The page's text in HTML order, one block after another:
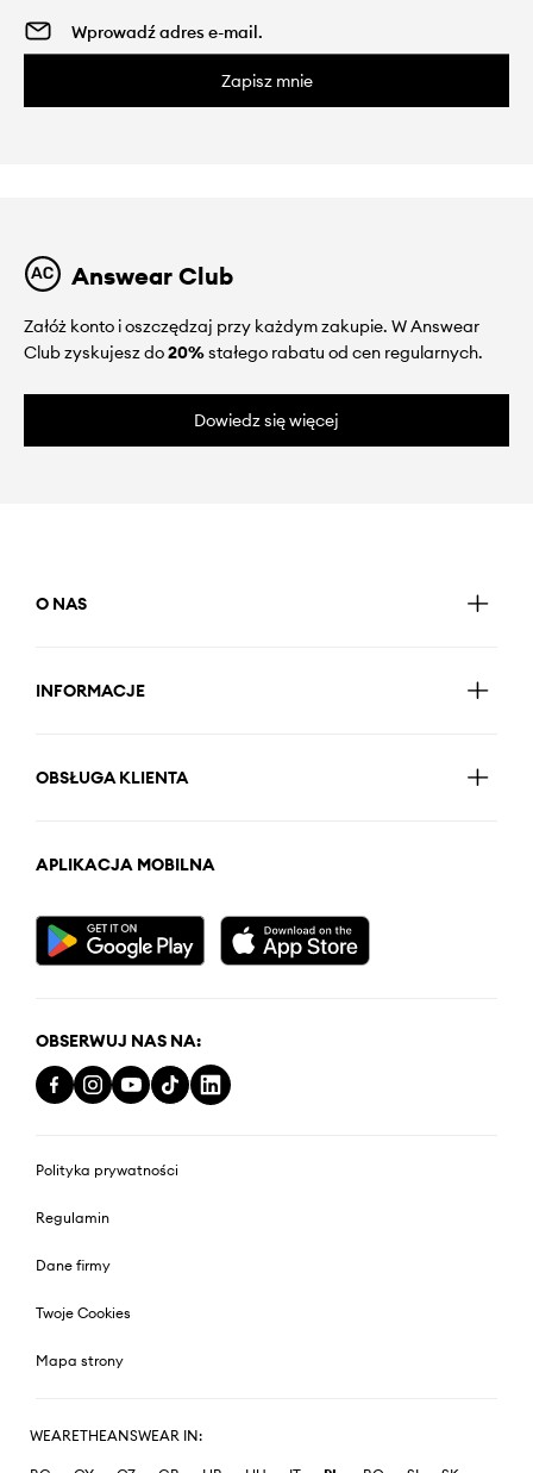
Zapisz mnie
Answear Club
Załóż konto i oszczędzaj przy każdym zakupie. W Answear
Club zyskujesz do20%stałego rabatu od cen regularnych.
Dowiedz się więcej
O NAS
INFORMACJE
OBSŁUGA KLIENTA
APLIKACJA MOBILNA
OBSERWUJ NAS NA:
Polityka prywatności
Regulamin
Dane firmy
Twoje Cookies
Mapa strony
WEARETHEANSWEAR IN: